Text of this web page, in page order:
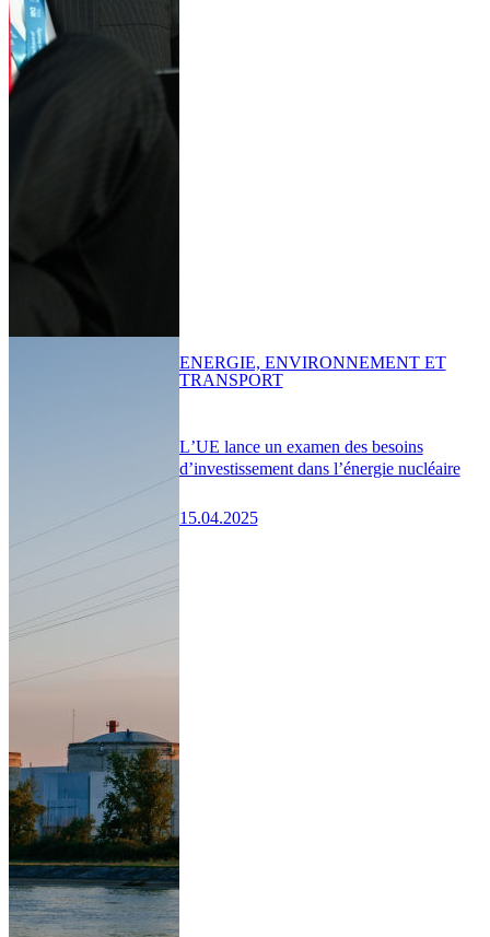
L’UE lance un examen des besoins
d’investissement dans l’énergie nucléaire
15.04.2025
ENERGIE, ENVIRONNEMENT ET
TRANSPORT